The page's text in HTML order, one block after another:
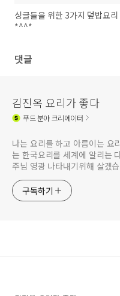
싱글들을 위한 3가지 덮밥요리
*^^*
댓글
김진옥 요리가 좋다
푸드분야 크리에이터
나는 요리를 하고 아름이는 요
는 한국요리를 세계에 알리는
주님 영광 나타내기위해 살겠
구독하기